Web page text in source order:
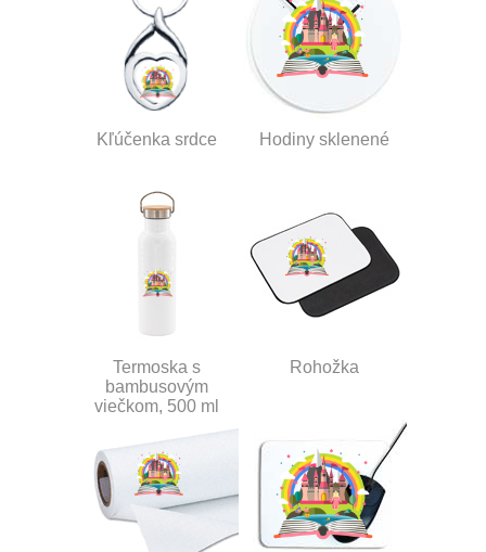
Kľúčenka srdce Hodiny sklenené
Termoska s
bambusovým
viečkom, 500 ml
Rohožka